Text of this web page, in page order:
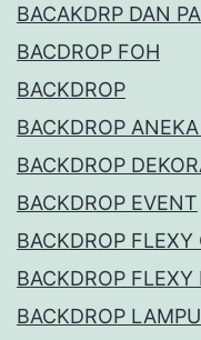
BACAKDRP DAN
BACDROP FOH
BACKDROP
BACKDROP
BACKDROP
BACKDROP EVENT
BACKDROP FLEXY
BACKDROP FLEXY
BACKDROP